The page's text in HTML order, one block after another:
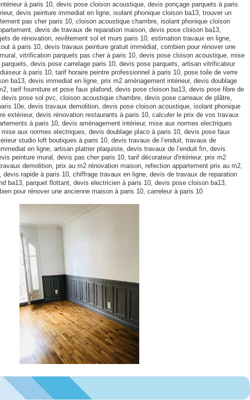
à paris 10, devis pose cloison acoustique, devis ponçage parquets à paris
devis peinture immediat en ligne, isolant phonique cloison ba13, trouver un
pas cher paris 10, cloison acoustique chambre, isolant phonique cloison
devis de travaux de reparation maison, devis pose cloison ba13,
de rénovation, revêtement sol et murs paris 10, estimation travaux en ligne,
à paris 10, devis travaux peinture gratuit immédiat, combien pour rénover une
vitrification parquets pas cher à paris 10, devis pose cloison acoustique, mise
devis pose carrelage paris 10, devis pose parquets, artisan vitrificateur
à paris 10, tarif horaire peintre professionnel à paris 10, pose toile de verre
ba13, devis immediat en ligne, prix m2 aménagement intérieur, devis doublage
tarif fourniture et pose faux plafond, devis pose cloison ba13, devis pose fibre de
pose sol pvc, cloison acoustique chambre, devis pose carreaux de plâtre,
10e, devis travaux demolition, devis pose cloison acoustique, isolant phonique
extérieur, devis rénovation restaurants à paris 10, calculer le prix de vos travaux
à paris 10, devis aménagement intérieur, mise aux normes electriques
aux normes electriques, devis doublage placo à paris 10, devis pose faux
studio loft boutiques à paris 10, devis travaux de l’enduit, travaux de
en ligne, artisan platrier plaquiste, devis travaux de l’enduit fin, devis
peinture mural, devis pas cher paris 10, tarif décorateur d'intérieur, prix m2
demolition, prix au m2 rénovation maison, refection appartement prix au m2,
rapide à paris 10, chiffrage travaux en ligne, devis de travaux de reparation
ba13, parquet flottant, devis electricien à paris 10, devis pose cloison ba13,
pour rénover une ancienne maison à paris 10, carreleur à paris 10